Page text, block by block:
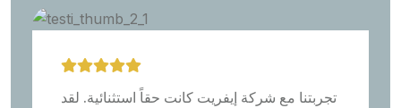
تجربتنا مع شركة إيفريت كانت حقاً استثنائية. لقد